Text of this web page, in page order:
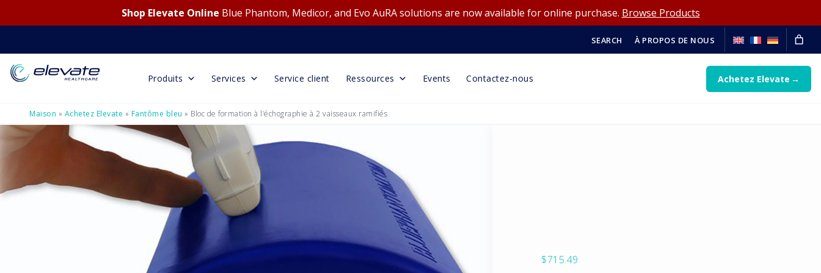
Shop Elevate Online Blue Phantom, Medicor, and Evo AuRA solutions are now available for online purchase. Browse Products
SEARCH À PROPOS DE NOUS
Produits Services Service client Ressources Events Contactez-nous Achetez Elevate
Maison » Achetez Elevate » Fantôme bleu » Bloc de formation à l’échographie à 2 vaisseaux ramifiés
$715.49